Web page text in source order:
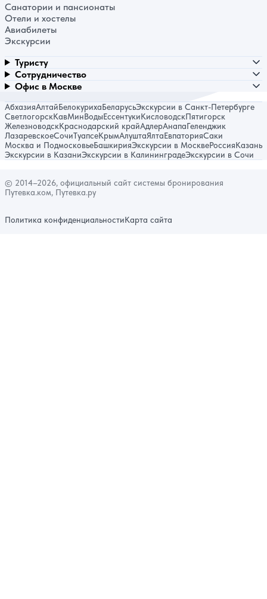
Санатории и пансионаты
Отели и хостелы
Авиабилеты
Экскурсии
Туристу
Сотрудничество
Офис в Москве
АбхазияАлтайБелокурихаБеларусьЭкскурсии в Санкт-Петербурге
СветлогорскКавМинВодыЕссентукиКисловодскПятигорск
ЖелезноводскКраснодарский крайАдлерАнапаГеленджик
ЛазаревскоеСочиТуапсеКрымАлуштаЯлтаЕвпаторияСаки
Москва и ПодмосковьеБашкирияЭкскурсии в МосквеРоссияКазань
Экскурсии в КазаниЭкскурсии в КалининградеЭкскурсии в Сочи
© 2014–2026, официальный сайт системы бронирования
Путевка.ком, Путевка.ру
Политика конфиденциальностиКарта сайта